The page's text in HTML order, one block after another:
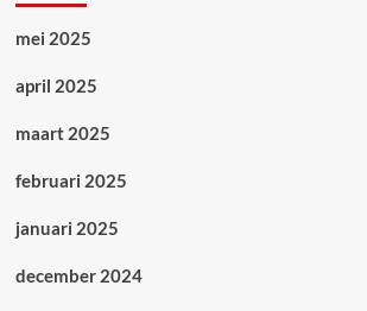
mei 2025
april 2025
maart 2025
februari 2025
januari 2025
december 2024